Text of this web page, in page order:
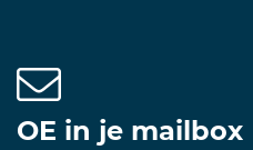
OE in je mailbox